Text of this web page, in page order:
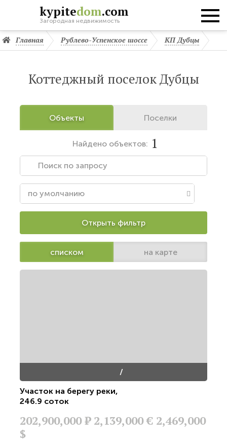
kypitedom.com
Загородная недвижимость
Главная Рублево-Успенское шоссе КП Дубцы
Коттеджный поселок Дубцы
Объекты Поселки
Найденообъектов: 1
Открыть фильтр
списком на карте
/
Участок на берегу реки,
246.9 соток
202,900,000Р 2,139,000 € 2,469,000
$